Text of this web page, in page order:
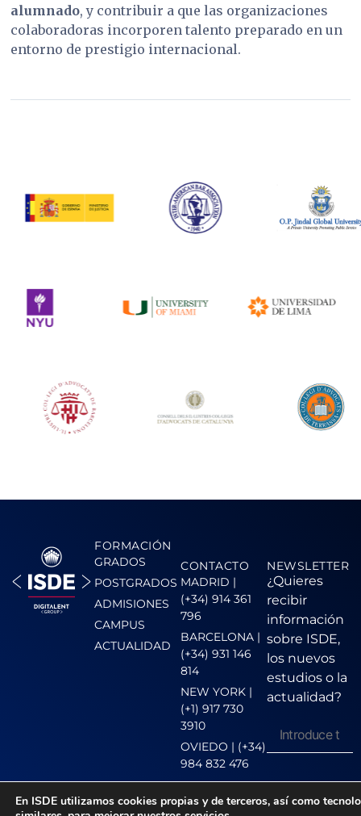
alumnado, y contribuir a que las organizaciones
colaboradoras incorporen talento preparado en un
entorno de prestigio internacional.
FORMACIÓN
GRADOS
POSTGRADOS
ADMISIONES
CAMPUS
ACTUALIDAD
CONTACTO
MADRID |
(+34) 914 361
796
BARCELONA |
(+34) 931 146
814
NEW YORK |
(+1) 917 730
3910
OVIEDO | (+34)
984 832 476
NEWSLETTER
¿Quieres
recibir
información
sobre ISDE,
los nuevos
estudios o la
actualidad?
Acepto la
política de
En ISDE utilizamos cookies propias y de terceros, así como